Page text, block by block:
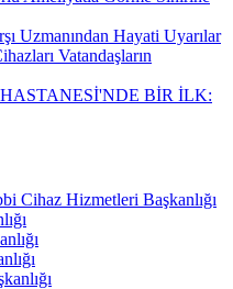
Uzmanından Hayati Uyarılar
Vatandaşların
BİR İLK:
Cihaz Hizmetleri Başkanlığı